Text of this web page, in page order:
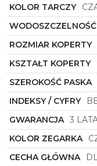
KOLOR TARCZY
WODOSZCZELNOŚĆ
ROZMIAR KOPERTY
KSZTAŁT KOPERTY
SZEROKOŚĆ PASKA
INDEKSY / CYFRY
GWARANCJA 3
KOLOR ZEGARKA
CECHA GŁÓWNA